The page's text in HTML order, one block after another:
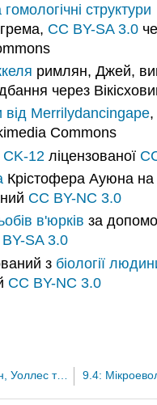
гомологічні структури
CC BY-SA 3.0
римлян, Джей,
через
від Merrilydancingape,
Commons
12 ліцензованої
Крістофера Ауюна на
CC BY-NC 3.0
в'юрків за
SA 3.0
з біології
CC BY-NC 3.0
9.2: Дарвін, Уоллес та теорія еволюції шляхом природного відбору 9.4: